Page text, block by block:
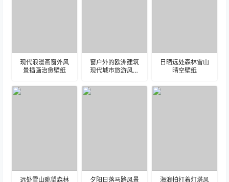
现代浪漫画窗外风
景插画治愈壁纸
窗户外的欧洲建筑
现代城市旅游风景
日晒远处森林雪山
晴空壁纸
远处雪山眺望森林
夕阳日落马路风景
海浪拍打着灯塔风